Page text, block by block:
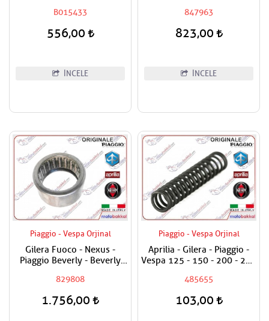
500-800-850 Karter Tapası
B015433
556,00
İNCELE
847963
823,00
İNCELE
Piaggio - Vespa Orjinal
Gilera Fuoco - Nexus -
Piaggio Beverly - Beverly
ie - X Evo - MP3 400
Debriyaj Rulmanı Arka
Masura ( 25 x 33 x 18 )
829808
1.756,00
Piaggio - Vespa Orjinal
Aprilia - Gilera - Piaggio -
Vespa 125 - 150 - 200 - 250
Basınç Sübap Yayı
485655
103,00